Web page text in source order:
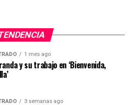
1 mes ago
y su trabajo en ‘Bienvenida,
3 semanas ago